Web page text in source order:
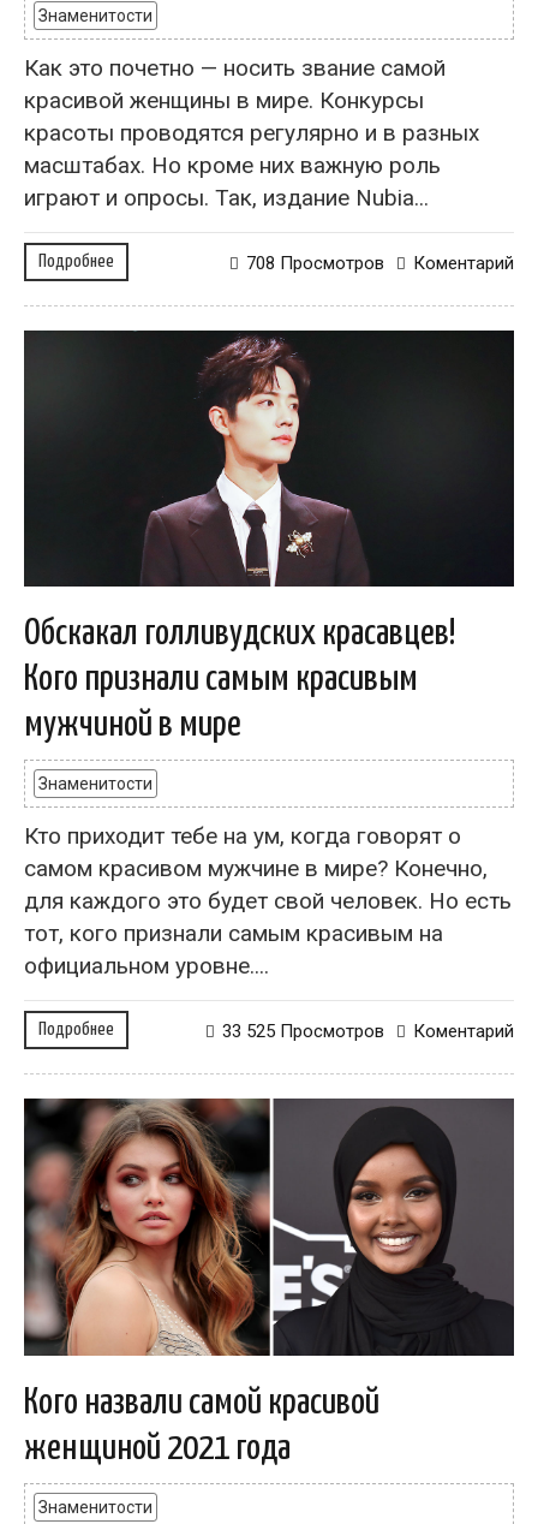
Знаменитости
Как это почетно — носить звание самой
красивой женщины в мире. Конкурсы
красоты проводятся регулярно и в разных
масштабах. Но кроме них важную роль
играют и опросы. Так, издание Nubia...
Подробнее Коментарий
708 Просмотров
Обскакал голливудских красавцев!
Кого признали самым красивым
мужчиной в мире
Знаменитости
Кто приходит тебе на ум, когда говорят о
самом красивом мужчине в мире? Конечно,
для каждого это будет свой человек. Но есть
тот, кого признали самым красивым на
официальном уровне....
Подробнее Коментарий
33 525 Просмотров
Кого назвали самой красивой
женщиной 2021 года
Знаменитости